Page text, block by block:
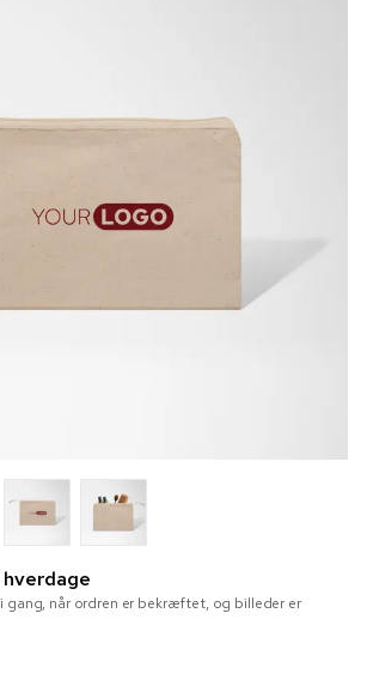
hverdage
gang, når ordren er bekræftet, og billeder er